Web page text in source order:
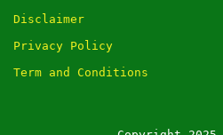
Disclaimer
Privacy Policy
Term and Conditions